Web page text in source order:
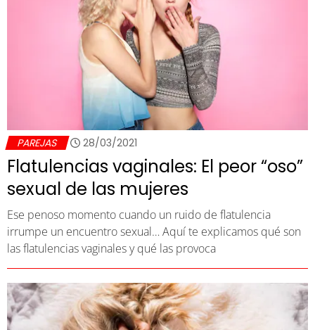
PAREJAS 28/03/2021
Flatulencias vaginales: El peor “oso”
sexual de las mujeres
Ese penoso momento cuando un ruido de flatulencia
irrumpe un encuentro sexual… Aquí te explicamos qué son
las flatulencias vaginales y qué las provoca